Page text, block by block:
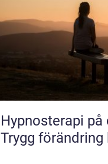
Hypnosterapi på
Trygg förändring